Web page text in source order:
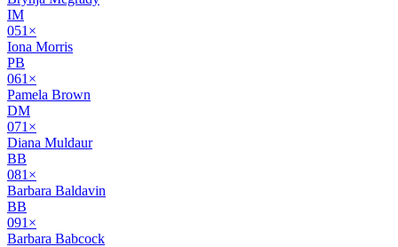
IM
051 ×
Iona Morris
PB
061 ×
Pamela Brown
DM
071 ×
Diana Muldaur
BB
081 ×
Barbara Baldavin
BB
091 ×
Barbara Babcock